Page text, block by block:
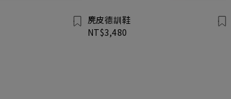
麂皮德訓鞋
NT$3,480